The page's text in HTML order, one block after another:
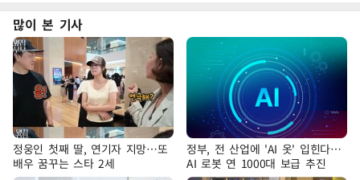
많이 본 기사
정웅인 첫째 딸, 연기자 지망…또
배우 꿈꾸는 스타 2세
정부, 전 산업에 'AI 옷' 입힌다…
AI 로봇 연 1000대 보급 추진